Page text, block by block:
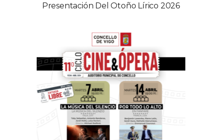
Presentación Del Otoño Lírico 2026